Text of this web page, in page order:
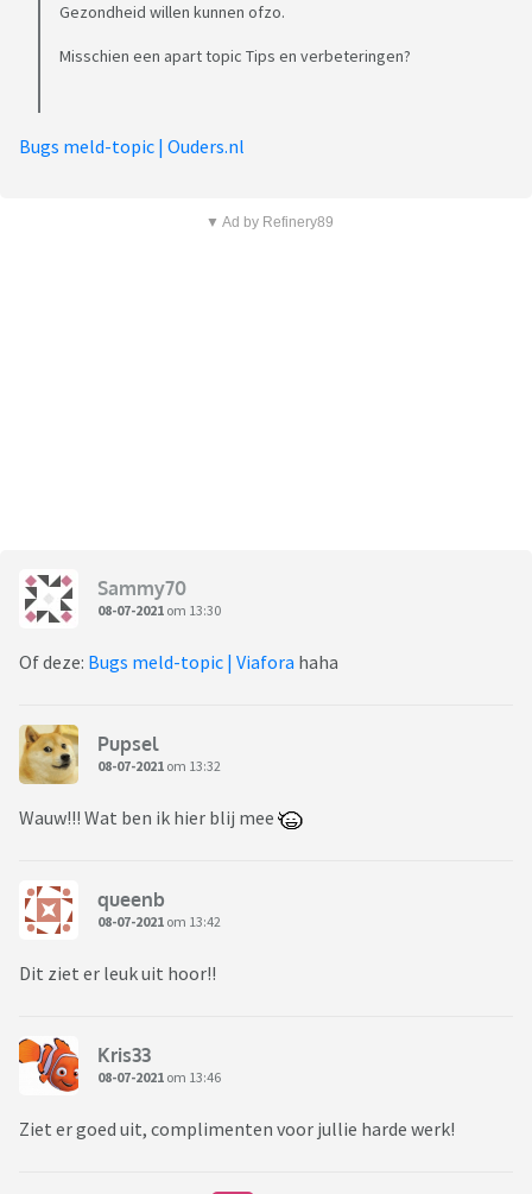
Gezondheid willen kunnen ofzo.
Misschien een apart topic Tips en verbeteringen?
Bugs meld-topic | Ouders.nl
▼ Ad by Refinery89
Sammy70
08-07-2021 om 13:30
Of deze: Bugs meld-topic | Viafora haha
Pupsel
08-07-2021 om 13:32
Wauw!!! Wat ben ik hier blij mee
queenb
08-07-2021 om 13:42
Dit ziet er leuk uit hoor!!
Kris33
08-07-2021 om 13:46
Ziet er goed uit, complimenten voor jullie harde werk!